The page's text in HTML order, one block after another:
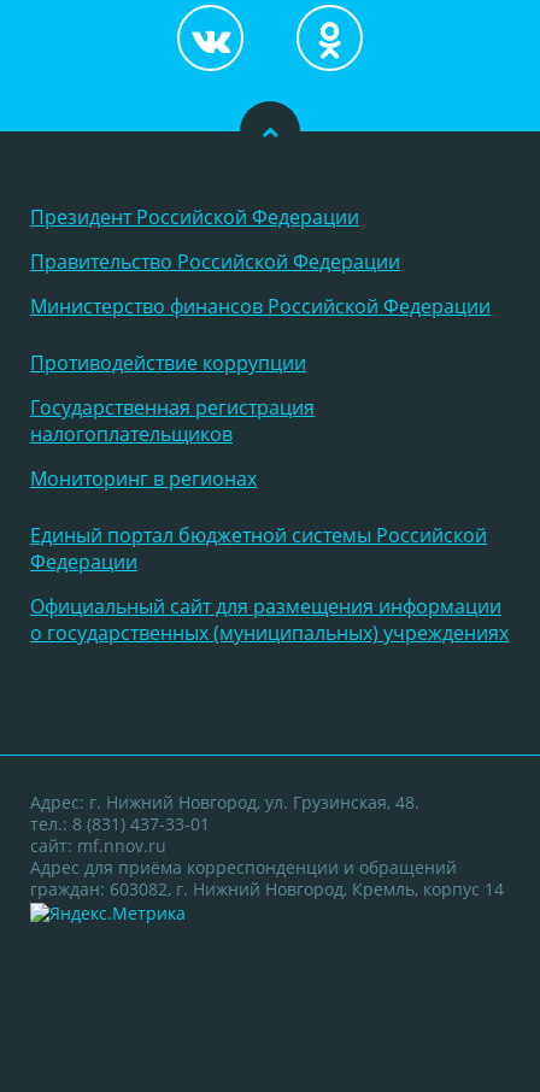
Президент Российской Федерации
Правительство Российской Федерации
Министерство финансов Российской Федерации
Противодействие коррупции
Государственная регистрация
налогоплательщиков
Мониторинг в регионах
Единый портал бюджетной системы Российской
Федерации
Официальный сайт для размещения информации
о государственных (муниципальных) учреждениях
Адрес: г. Нижний Новгород, ул. Грузинская, 48.
тел.: 8 (831) 437-33-01
сайт: mf.nnov.ru
Адрес для приёма корреспонденции и обращений
граждан: 603082, г. Нижний Новгород, Кремль, корпус 14